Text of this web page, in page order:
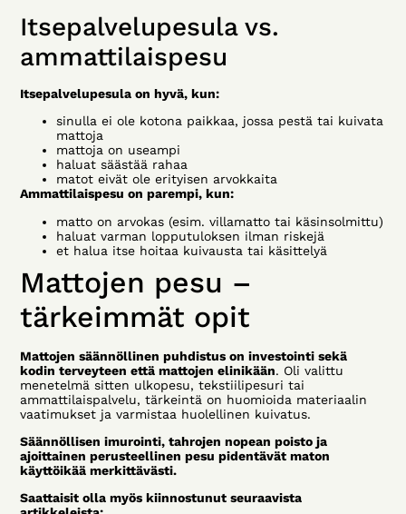
Itsepalvelupesula vs.
ammattilaispesu
Itsepalvelupesula on hyvä, kun:
sinulla ei ole kotona paikkaa, jossa pestä tai kuivata
mattoja
mattoja on useampi
haluat säästää rahaa
matot eivät ole erityisen arvokkaita
Ammattilaispesu on parempi, kun:
matto on arvokas (esim. villamatto tai käsinsolmittu)
haluat varman lopputuloksen ilman riskejä
et halua itse hoitaa kuivausta tai käsittelyä
Mattojen pesu –
tärkeimmät opit
Mattojen säännöllinen puhdistus on investointi sekä
kodin terveyteen että mattojen elinikään. Oli valittu
menetelmä sitten ulkopesu, tekstiilipesuri tai
ammattilaispalvelu, tärkeintä on huomioida materiaalin
vaatimukset ja varmistaa huolellinen kuivatus.
Säännöllisen imurointi, tahrojen nopean poisto ja
ajoittainen perusteellinen pesu pidentävät maton
käyttöikää merkittävästi.
Saattaisit olla myös kiinnostunut seuraavista